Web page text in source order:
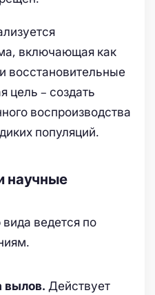
включающая как
восстановительные
цель – создать
воспроизводства
популяций.
научные
ведется по
вылов. Действует